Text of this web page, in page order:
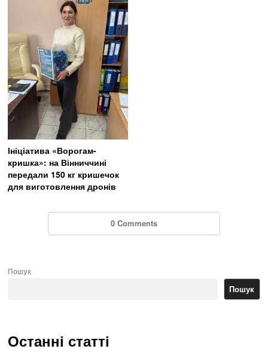
Ініціатива «Ворогам-
кришка»: на Вінниччині
передали 150 кг кришечок
для виготовлення дронів
0 Comments
Пошук
Пошук
Останні статті